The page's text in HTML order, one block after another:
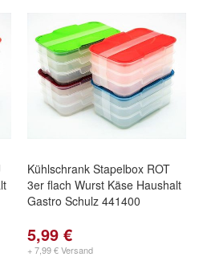
Kühlschrank Stapelbox ROT
3er flach Wurst Käse Haushalt
Gastro Schulz 441400
5,99 €
+ 7,99 € Versand